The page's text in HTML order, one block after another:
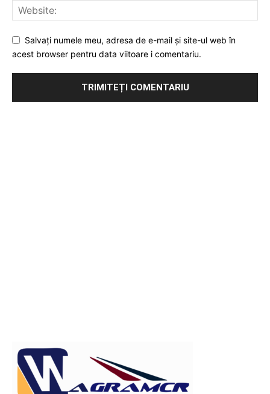
Salvați numele meu, adresa de e-mail și site-ul web în
acest browser pentru data viitoare i comentariu.